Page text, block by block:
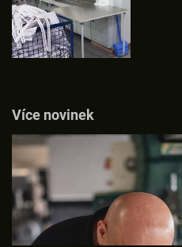
Více novinek